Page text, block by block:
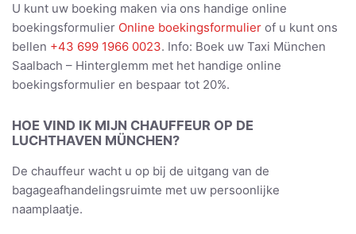
U kunt uw boeking maken via ons handige online
boekingsformulier Online boekingsformulier of u kunt ons
bellen +43 699 1966 0023. Info: Boek uw Taxi München
Saalbach – Hinterglemm met het handige online
boekingsformulier en bespaar tot 20%.
HOE VIND IK MIJN CHAUFFEUR OP DE
LUCHTHAVEN MÜNCHEN?
De chauffeur wacht u op bij de uitgang van de
bagageafhandelingsruimte met uw persoonlijke
naamplaatje.